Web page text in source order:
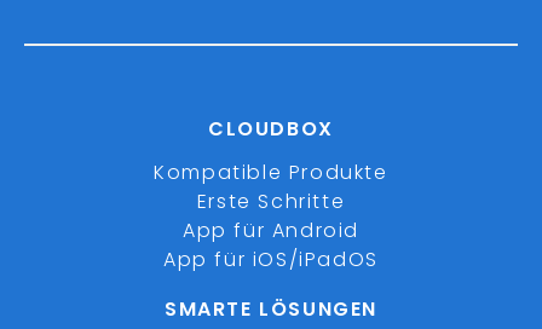
CLOUDBOX
Kompatible Produkte
Erste Schritte
App für Android
App für iOS/iPadOS
SMARTE LÖSUNGEN